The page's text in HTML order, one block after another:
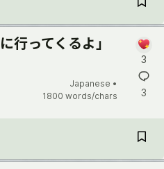
行ってくるよ」
Japanese •
1800 words/chars
3
3